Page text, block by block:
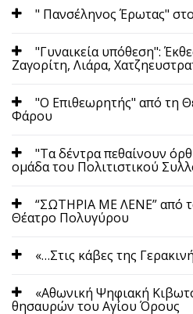
" Πανσέληνος Έρωτας"
"Γυναικεία υπόθεση":
Ζαγορίτη, Λιάρα,
"Ο Επιθεωρητής" από τη
Φάρου
"Τα δέντρα πεθαίνουν
ομάδα του Πολιτιστικού
“ΣΩΤΗΡΙΑ ΜΕ ΛΕΝΕ” από
Θέατρο Πολυγύρου
«…Στις κάβες της
«Αθωνική Ψηφιακή
θησαυρών του Αγίου Όρους